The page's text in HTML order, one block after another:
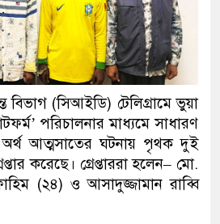
(সিআইডি) টেলিগ্রামে ভুয়া
পরিচালনার মাধ্যমে সাধারণ
অর্থ আত্মসাতের ঘটনায় পৃথক দুই
করেছে। গ্রেপ্তাররা হলেন– মো.
(২৪) ও আসাদুজ্জামান রাব্বি